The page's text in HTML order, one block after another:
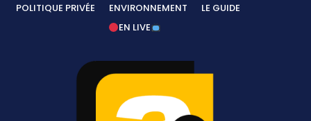
POLITIQUE PRIVÉE
ENVIRONNEMENT
LE GUIDE
EN LIVE